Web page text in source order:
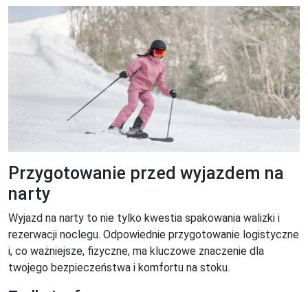
Przygotowanie przed wyjazdem na
narty
Wyjazd na narty to nie tylko kwestia spakowania walizki i
rezerwacji noclegu. Odpowiednie przygotowanie logistyczne
i, co ważniejsze, fizyczne, ma kluczowe znaczenie dla
twojego bezpieczeństwa i komfortu na stoku.